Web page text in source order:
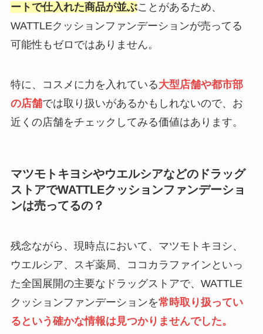
ートで仕入れた商品が並ぶことがあるため、
WATTLEクッションファンデーションが売ってる
可能性もゼロではありません。
特に、コスメに力を入れている大型店舗や都市部
の店舗では取り扱いがあるかもしれないので、お
近くの店舗をチェックしてみる価値はあります。
マツモトキヨシやウエルシアなどのドラッグ
ストアでWATTLEクッションファンデーショ
ンは売ってるの？
残念ながら、現時点において、マツモトキヨシ、
ウエルシア、スギ薬局、ココカラファインといっ
た全国展開の主要なドラッグストアで、WATTLE
クッションファンデーションを常時取り扱ってい
るという確かな情報は見つかりませんでした。